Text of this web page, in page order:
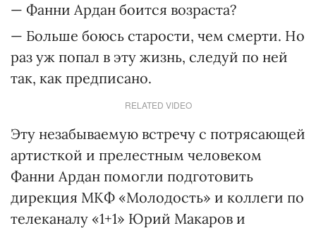
— Фанни Ардан боится возраста?
— Больше боюсь старости, чем смерти. Но
раз уж попал в эту жизнь, следуй по ней
так, как предписано.
RELATED VIDEO
Эту незабываемую встречу с потрясающей
артисткой и прелестным человеком
Фанни Ардан помогли подготовить
дирекция МКФ «Молодость» и коллеги по
телеканалу «1+1» Юрий Макаров и